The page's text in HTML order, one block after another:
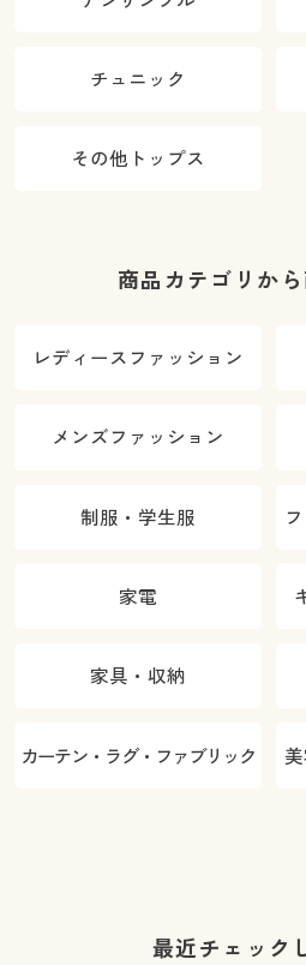
チュニック
その他トップス
商品カテゴリか
レディースファッション
メンズファッション
制服・学生服
家電
家具・収納
カーテン・ラグ・ファブリック
最近チェック